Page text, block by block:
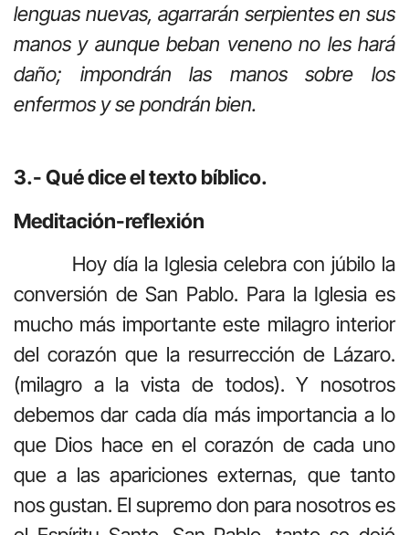
lenguas nuevas, agarrarán serpientes en sus
manos y aunque beban veneno no les hará
daño; impondrán las manos sobre los
enfermos y se pondrán bien.
3.- Qué dice el texto bíblico.
Meditación-reflexión
Hoy día la Iglesia celebra con júbilo la
conversión de San Pablo. Para la Iglesia es
mucho más importante este milagro interior
del corazón que la resurrección de Lázaro.
(milagro a la vista de todos). Y nosotros
debemos dar cada día más importancia a lo
que Dios hace en el corazón de cada uno
que a las apariciones externas, que tanto
nos gustan. El supremo don para nosotros es